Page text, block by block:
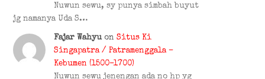
Nuwun sewu, sy punya simbah buyut
jg namanya Uda S…
Fajar Wahyu on Situs Ki
Singapatra / Patramenggala –
Kebumen (1500–1700)
Nuwun sewu jenengan ada no hp yg